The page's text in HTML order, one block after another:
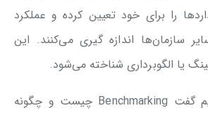
را برای خود تعیین کرده و عملکرد
سازمان‌ها اندازه گیری می‌کنند. این
یا الگوبرداری شناخته می‌شود.
امروز به شما خواهیم گفت Benchmarking چیست و چگونه